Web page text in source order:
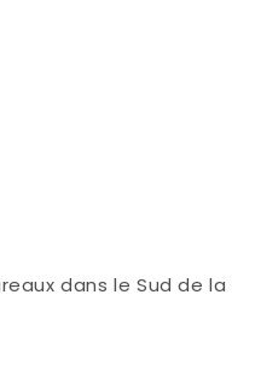
dans le Sud de la